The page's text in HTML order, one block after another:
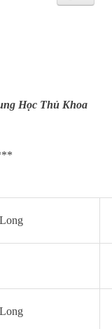
Học Thủ Khoa